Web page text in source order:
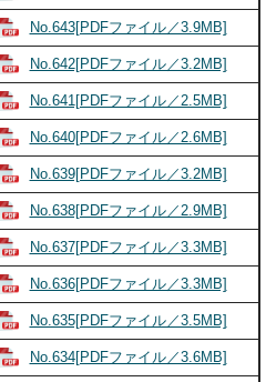
No.643[PDFファイル／3.9MB]
No.642[PDFファイル／3.2MB]
No.641[PDFファイル／2.5MB]
No.640[PDFファイル／2.6MB]
No.639[PDFファイル／3.2MB]
No.638[PDFファイル／2.9MB]
No.637[PDFファイル／3.3MB]
No.636[PDFファイル／3.3MB]
No.635[PDFファイル／3.5MB]
No.634[PDFファイル／3.6MB]